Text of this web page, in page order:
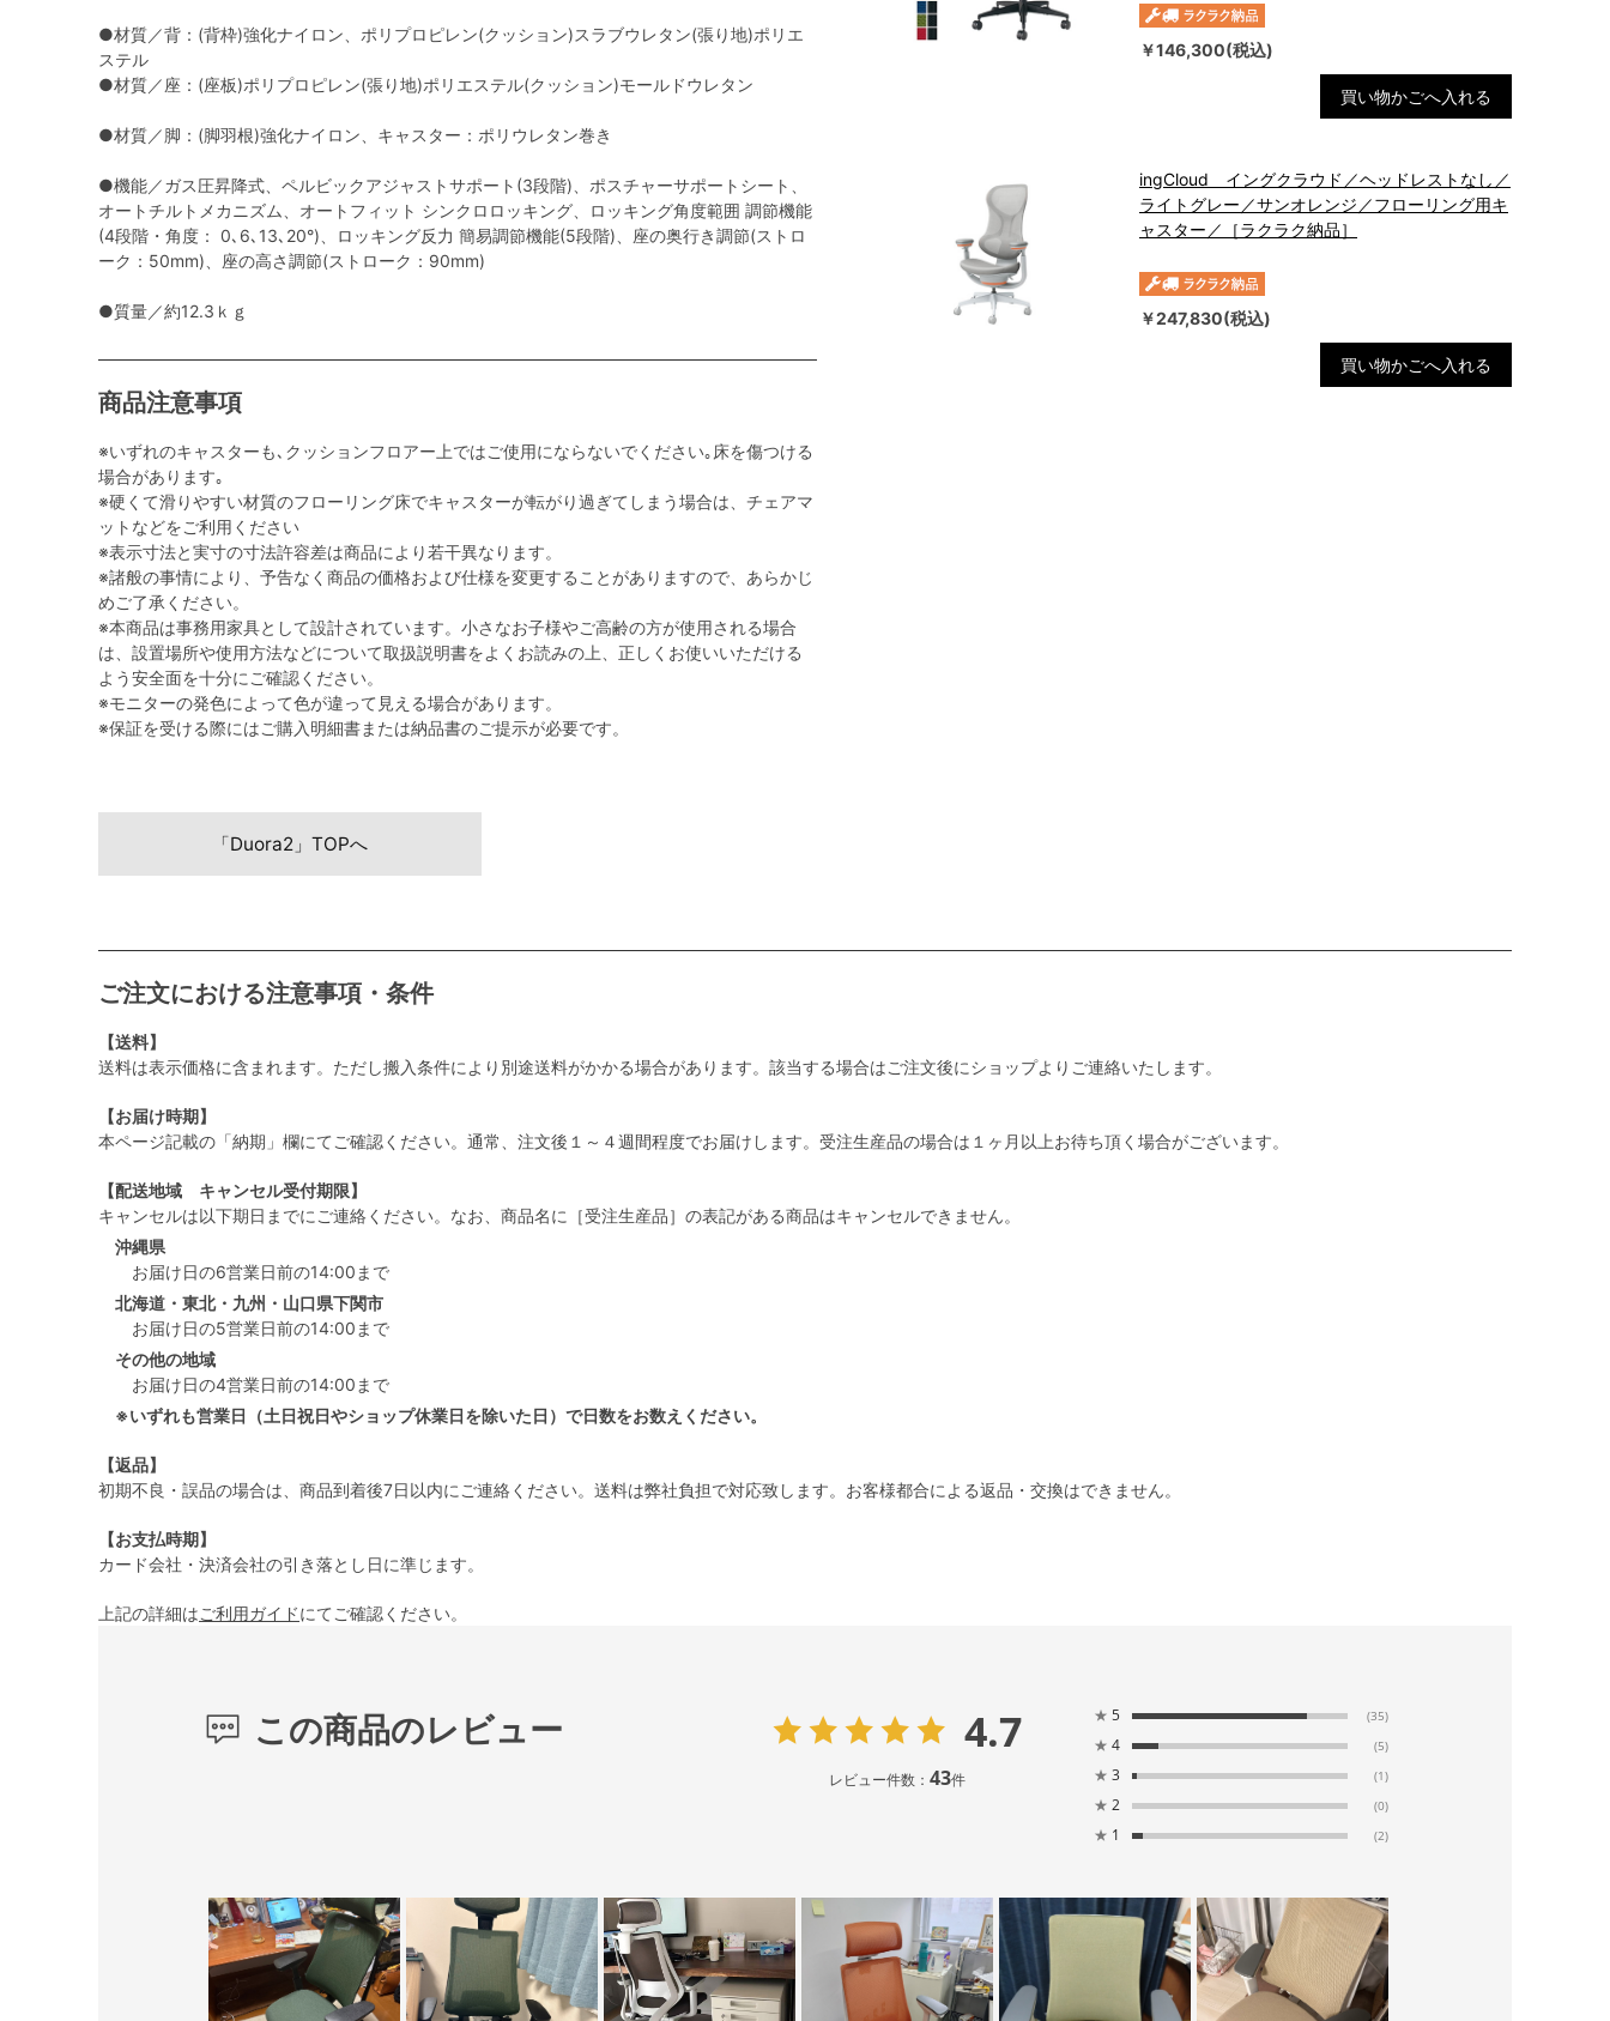
●材質／背：(背枠)強化ナイロン、ポリプロピレン(クッション)スラブウレタン(張り地)ポリエ
ステル
●材質／座：(座板)ポリプロピレン(張り地)ポリエステル(クッション)モールドウレタン
●材質／脚：(脚羽根)強化ナイロン、キャスター：ポリウレタン巻き
●機能／ガス圧昇降式、ペルビックアジャストサポート(3段階)、ポスチャーサポートシート、
オートチルトメカニズム、オートフィット シンクロロッキング、ロッキング角度範囲 調節機能
(4段階・角度： 0､6､13､20°)、ロッキング反力 簡易調節機能(5段階)、座の奥行き調節(ストロ
ーク：50mm)、座の高さ調節(ストローク：90mm)
●質量／約12.3ｋｇ
商品注意事項
※いずれのキャスターも､クッションフロアー上ではご使用にならないでください｡床を傷つける
場合があります｡
※硬くて滑りやすい材質のフローリング床でキャスターが転がり過ぎてしまう場合は、チェアマ
ットなどをご利用ください
※表示寸法と実寸の寸法許容差は商品により若干異なります。
※諸般の事情により、予告なく商品の価格および仕様を変更することがありますので、あらかじ
めご了承ください。
※本商品は事務用家具として設計されています。小さなお子様やご高齢の方が使用される場合
は、設置場所や使用方法などについて取扱説明書をよくお読みの上、正しくお使いいただける
よう安全面を十分にご確認ください。
※モニターの発色によって色が違って見える場合があります。
※保証を受ける際にはご購入明細書または納品書のご提示が必要です。
￥146,300(税込)
買い物かごへ入れる
ingCloud イングクラウド／ヘッドレストなし／
ライトグレー／サンオレンジ／フローリング用キ
ャスター／［ラクラク納品］
￥247,830(税込)
買い物かごへ入れる
「Duora2」TOPへ
ご注文における注意事項・条件
【送料】
送料は表示価格に含まれます。ただし搬入条件により別途送料がかかる場合があります。該当する場合はご注文後にショップよりご連絡いたします。
【お届け時期】
本ページ記載の「納期」欄にてご確認ください。通常、注文後１～４週間程度でお届けします。受注生産品の場合は１ヶ月以上お待ち頂く場合がございます。
【配送地域 キャンセル受付期限】
キャンセルは以下期日までにご連絡ください。なお、商品名に［受注生産品］の表記がある商品はキャンセルできません。
沖縄県
お届け日の6営業日前の14:00まで
北海道・東北・九州・山口県下関市
お届け日の5営業日前の14:00まで
その他の地域
お届け日の4営業日前の14:00まで
※いずれも営業日（土日祝日やショップ休業日を除いた日）で日数をお数えください。
【返品】
初期不良・誤品の場合は、商品到着後7日以内にご連絡ください。送料は弊社負担で対応致します。お客様都合による返品・交換はできません。
【お支払時期】
カード会社・決済会社の引き落とし日に準じます。
上記の詳細はご利用ガイドにてご確認ください。
この商品のレビュー 4.7
レビュー件数： 43件
★ 5 (35)
★ 4 (5)
★ 3 (1)
★ 2 (0)
★ 1 (2)